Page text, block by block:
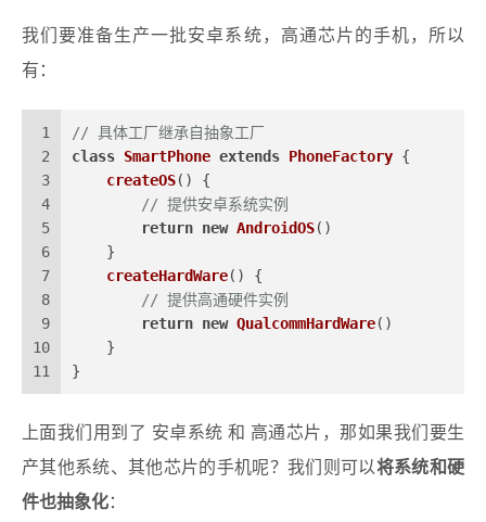
我们要准备生产一批安卓系统，高通芯片的手机，所以
有：
1
2
3
4
5
6
7
8
9
10
11
// 具体工厂继承自抽象工厂
class SmartPhone extends PhoneFactory {
createOS( ) {
// 提供安卓系统实例
return new AndroidOS()
    }
createHardWare( ) {
// 提供高通硬件实例
return new QualcommHardWare()
    }
}
上面我们用到了 安卓系统 和 高通芯片，那如果我们要生
产其他系统、其他芯片的手机呢？我们则可以将系统和硬
件也抽象化：